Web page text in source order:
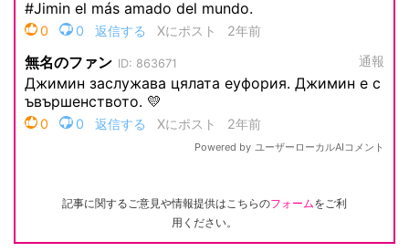
記事に関するご意見や情報提供はこちらのフォームをご利
用ください。